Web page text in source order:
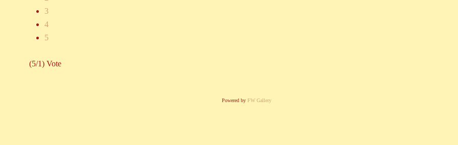
3
4
5
(5/1) Vote
Powered by FW Gallery